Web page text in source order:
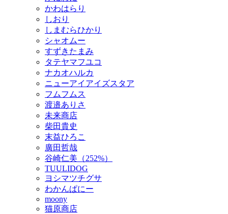
かわはらり
しおり
しまむらひかり
シャオムー
すずきたまみ
タテヤマフユコ
ナカオハルカ
ニューアイアイズスタア
フムフムス
渡邉ありさ
未来商店
柴田貴史
末益ひろこ
廣田哲哉
谷崎仁美（252%）
TUULIDOG
ヨシマツチグサ
わかんぱにー
moony
猫原商店